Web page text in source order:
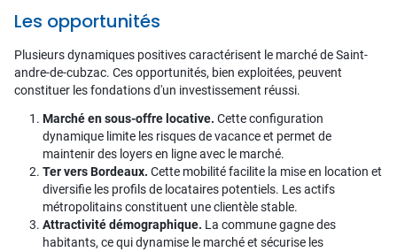
Les opportunités
Plusieurs dynamiques positives caractérisent le marché de Saint-
andre-de-cubzac. Ces opportunités, bien exploitées, peuvent
constituer les fondations d'un investissement réussi.
Marché en sous-offre locative. Cette configuration
dynamique limite les risques de vacance et permet de
maintenir des loyers en ligne avec le marché.
Ter vers Bordeaux. Cette mobilité facilite la mise en location et
diversifie les profils de locataires potentiels. Les actifs
métropolitains constituent une clientèle stable.
Attractivité démographique. La commune gagne des
habitants, ce qui dynamise le marché et sécurise les